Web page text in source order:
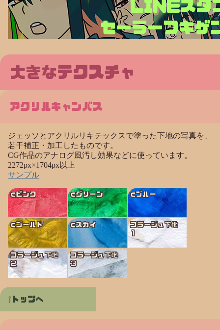
LINEスタ
セーラーフキゲ
大きなテクスチャ
アクリルキャンバス
ジェッソとアクリルリキテックスで塗った下地の写真を、
若干補正・加工したものです。
CG作品のアナログ風汚し効果などに使っています。
2272px×1704px以上
サンプル
cピンク cグリーン cブルー
cゴールド cスカイ
コラージュ下地
１
コラージュ下地
２
コラージュ下地
３
トップへ